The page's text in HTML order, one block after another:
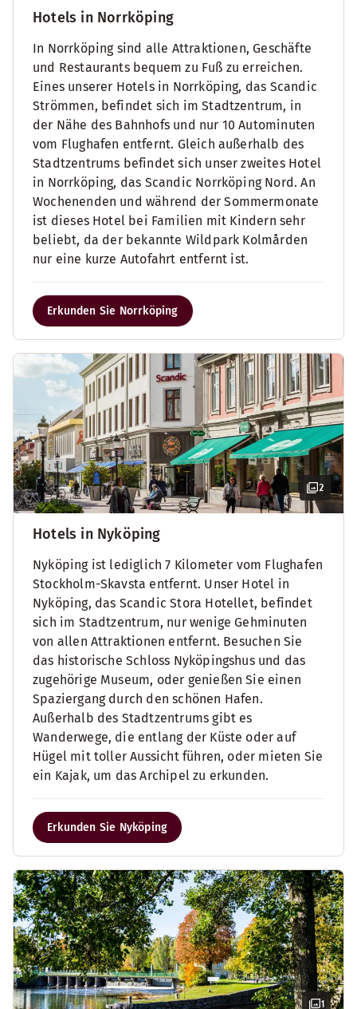
Hotels in Norrköping
In Norrköping sind alle Attraktionen, Geschäfte
und Restaurants bequem zu Fuß zu erreichen.
Eines unserer Hotels in Norrköping, das Scandic
Strömmen, befindet sich im Stadtzentrum, in
der Nähe des Bahnhofs und nur 10 Autominuten
vom Flughafen entfernt. Gleich außerhalb des
Stadtzentrums befindet sich unser zweites Hotel
in Norrköping, das Scandic Norrköping Nord. An
Wochenenden und während der Sommermonate
ist dieses Hotel bei Familien mit Kindern sehr
beliebt, da der bekannte Wildpark Kolmården
nur eine kurze Autofahrt entfernt ist.
Erkunden Sie Norrköping
2
Hotels in Nyköping
Nyköping ist lediglich 7 Kilometer vom Flughafen
Stockholm-Skavsta entfernt. Unser Hotel in
Nyköping, das Scandic Stora Hotellet, befindet
sich im Stadtzentrum, nur wenige Gehminuten
von allen Attraktionen entfernt. Besuchen Sie
das historische Schloss Nyköpingshus und das
zugehörige Museum, oder genießen Sie einen
Spaziergang durch den schönen Hafen.
Außerhalb des Stadtzentrums gibt es
Wanderwege, die entlang der Küste oder auf
Hügel mit toller Aussicht führen, oder mieten Sie
ein Kajak, um das Archipel zu erkunden.
Erkunden Sie Nyköping
1